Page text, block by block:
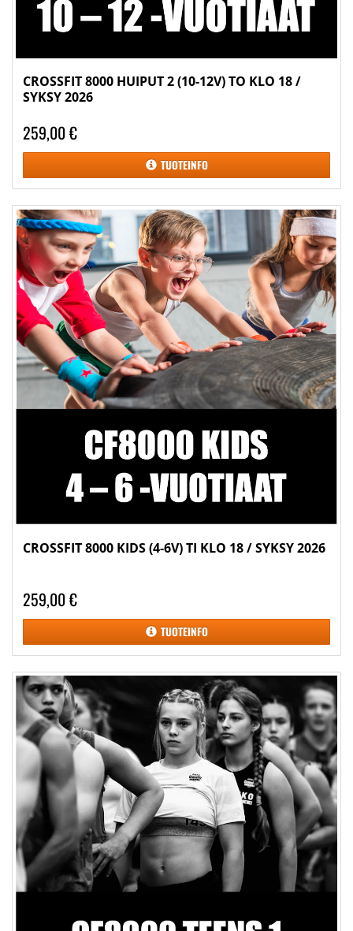
CROSSFIT 8000 HUIPUT 2 (10-12V) TO KLO 18 /
SYKSY 2026
259,00 €
TUOTEINFO
CROSSFIT 8000 KIDS (4-6V) TI KLO 18 / SYKSY 2026
259,00 €
TUOTEINFO